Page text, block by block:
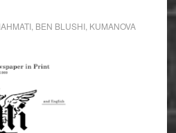
, BEN BLUSHI, KUMANOVA